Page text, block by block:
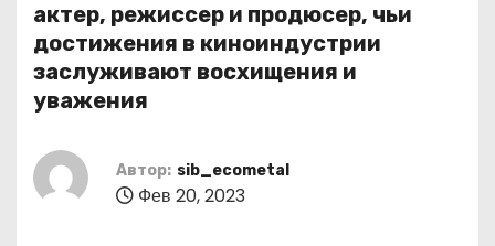
актер, режиссер и продюсер, чьи
достижения в киноиндустрии
заслуживают восхищения и
уважения
Автор: sib_ecometal
Фев 20, 2023